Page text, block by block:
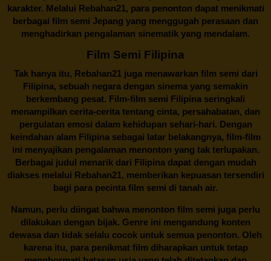
karakter. Melalui Rebahan21, para penonton dapat menikmati
berbagai film semi Jepang yang menggugah perasaan dan
menghadirkan pengalaman sinematik yang mendalam.
Film Semi Filipina
Tak hanya itu, Rebahan21juga menawarkan film semi dari
Filipina, sebuah negara dengan sinema yang semakin
berkembang pesat. Film-film semi Filipina seringkali
menampilkan cerita-cerita tentang cinta, persahabatan, dan
pergulatan emosi dalam kehidupan sehari-hari. Dengan
keindahan alam Filipina sebagai latar belakangnya, film-film
ini menyajikan pengalaman menonton yang tak terlupakan.
Berbagai judul menarik dari Filipina dapat dengan mudah
diakses melalui Rebahan21, memberikan kepuasan tersendiri
bagi para pecinta film semi di tanah air.
Namun, perlu diingat bahwa menonton film semi juga perlu
dilakukan dengan bijak. Genre ini mengandung konten
dewasa dan tidak selalu cocok untuk semua penonton. Oleh
karena itu, para penikmat film diharapkan untuk tetap